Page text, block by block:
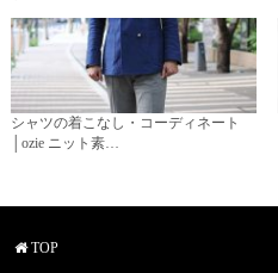
シャツの着こなし・コーディネート
│ozie ニット素…
TOP